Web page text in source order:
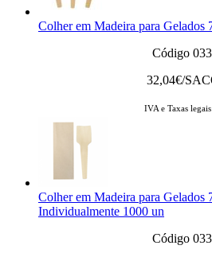
Colher em Madeira para Gelados
Código
32,04€/
IVA e Taxas
Colher em Madeira para Gelados
Individualmente 1000 un
Código